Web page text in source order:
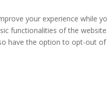
your experience while
functionalities of the
have the option to opt-out